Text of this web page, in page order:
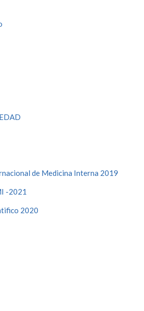
de Medicina Interna 2019
-2021
2020